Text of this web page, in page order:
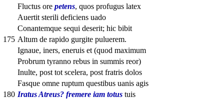
Fluctus ore petens, quos profugus latex
Auertit sterili deficiens uado
Conantemque sequi deserit; hic bibit
175 Altum de rapido gurgite puluerem.
Ignaue, iners, eneruis et (quod maximum
Probrum tyranno rebus in summis reor)
Inulte, post tot scelera, post fratris dolos
Fasque omne ruptum questibus uanis agis
180 Iratus Atreus? fremere iam totus tuis